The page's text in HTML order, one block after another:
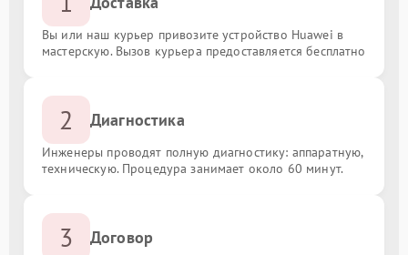
Вы или наш курьер привозите устройство Huawei в
мастерскую. Вызов курьера предоставляется бесплатно
2 Диагностика
Инженеры проводят полную диагностику: аппаратную,
техническую. Процедура занимает около 60 минут.
3 Договор